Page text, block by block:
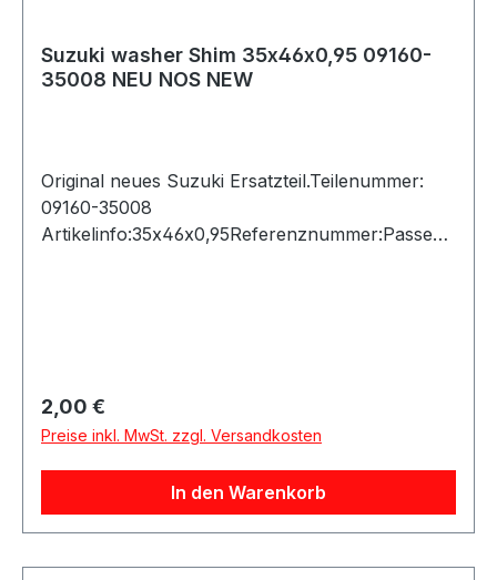
Suzuki washer Shim 35x46x0,95 09160-
35008 NEU NOS NEW
Original neues Suzuki Ersatzteil.Teilenummer:
09160-35008
Artikelinfo:35x46x0,95Referenznummer:Passend
Regulärer Preis:
2,00 €
Preise inkl. MwSt. zzgl. Versandkosten
In den Warenkorb